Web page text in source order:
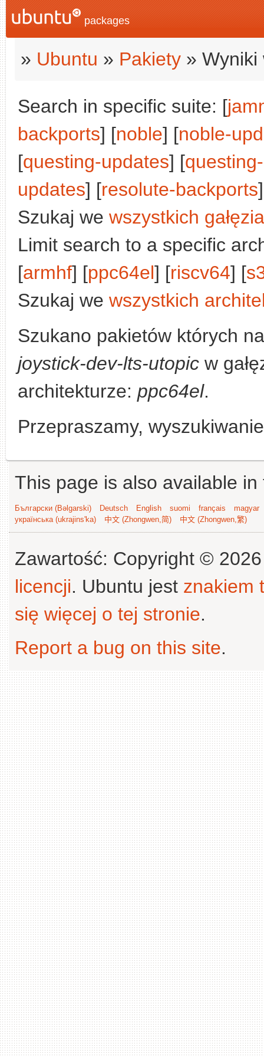
packages
» Ubuntu » Pakiety » Wyniki
Search in specific suite: [
backports] [noble] [noble-
[questing-updates] [
updates] [resolute-backports
Szukaj we wszystkich
Limit search to a specific
[armhf] [ppc64el] [riscv64] [
Szukaj we wszystkich
Szukano pakietów których
joystick-dev-lts-utopic w
architekturze: ppc64el.
Przepraszamy,
This page is also available
Български (Bəlgarski) Deutsch English suomi français
magyar
українська (ukrajins'ka)
中文 (Zhongwen,简) 中文 (Zhongwen,繁)
Zawartość: Copyright ©
licencji. Ubuntu jest znakiem
się więcej o tej stronie.
Report a bug on this site.